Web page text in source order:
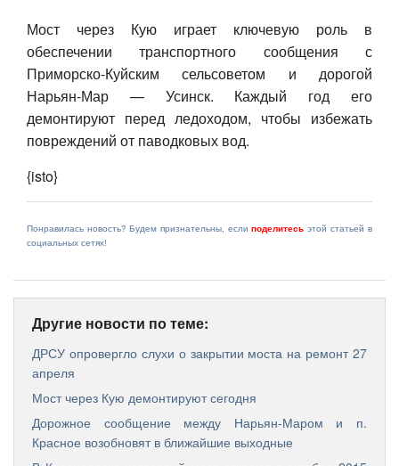
Мост через Кую играет ключевую роль в
обеспечении транспортного сообщения с
Приморско-Куйским сельсоветом и дорогой
Нарьян-Мар — Усинск. Каждый год его
демонтируют перед ледоходом, чтобы избежать
повреждений от паводковых вод.
{isto}
Понравилась новость? Будем признательны, еслиподелитесь этой статьей в
социальных сетях!
Другие новости по теме:
ДРСУ опровергло слухи о закрытии моста на ремонт 27
апреля
Мост через Кую демонтируют сегодня
Дорожное сообщение между Нарьян-Маром и п.
Красное возобновят в ближайшие выходные